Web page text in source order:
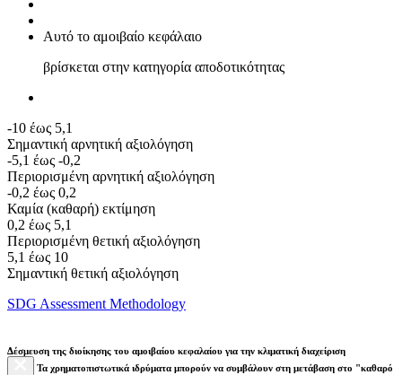
Αυτό το αμοιβαίο κεφάλαιο
βρίσκεται στην κατηγορία αποδοτικότητας
-10 έως 5,1
Σημαντική αρνητική αξιολόγηση
-5,1 έως -0,2
Περιορισμένη αρνητική αξιολόγηση
-0,2 έως 0,2
Καμία (καθαρή) εκτίμηση
0,2 έως 5,1
Περιορισμένη θετική αξιολόγηση
5,1 έως 10
Σημαντική θετική αξιολόγηση
SDG Assessment Methodology
Δέσμευση της διοίκησης του αμοιβαίου κεφαλαίου για την κλιματική διαχείριση
Τα χρηματοπιστωτικά ιδρύματα μπορούν να συμβάλουν στη μετάβαση στο "καθαρό